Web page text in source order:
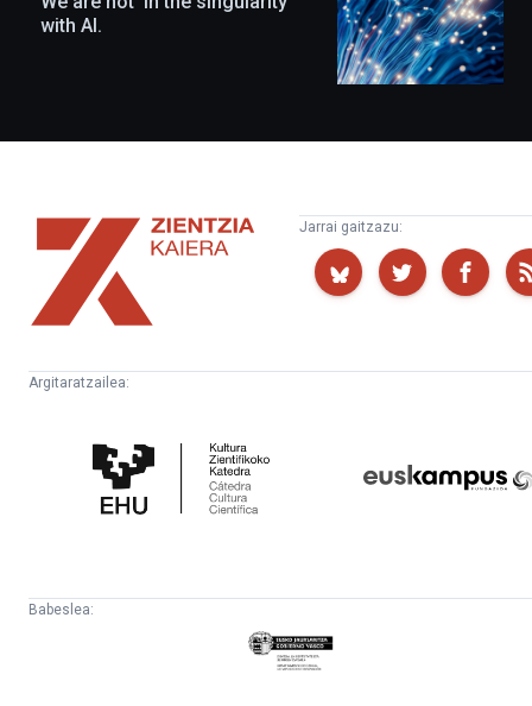
with AI.
Zientzia
Kaiera
Jarrai gaitzazu:
Argitaratzailea:
Zientifikoko
Katedra
Babeslea:
Eusko
Jaurlaritza